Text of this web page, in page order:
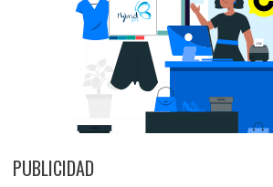
PUBLICIDAD